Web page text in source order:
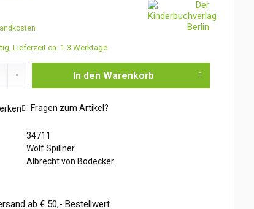
Lieferzeit ca. 1-3 Werktage
In den Warenkorb
Fragen zum Artikel?
34711
Wolf Spillner
Albrecht von Bodecker
ab € 50,- Bestellwert